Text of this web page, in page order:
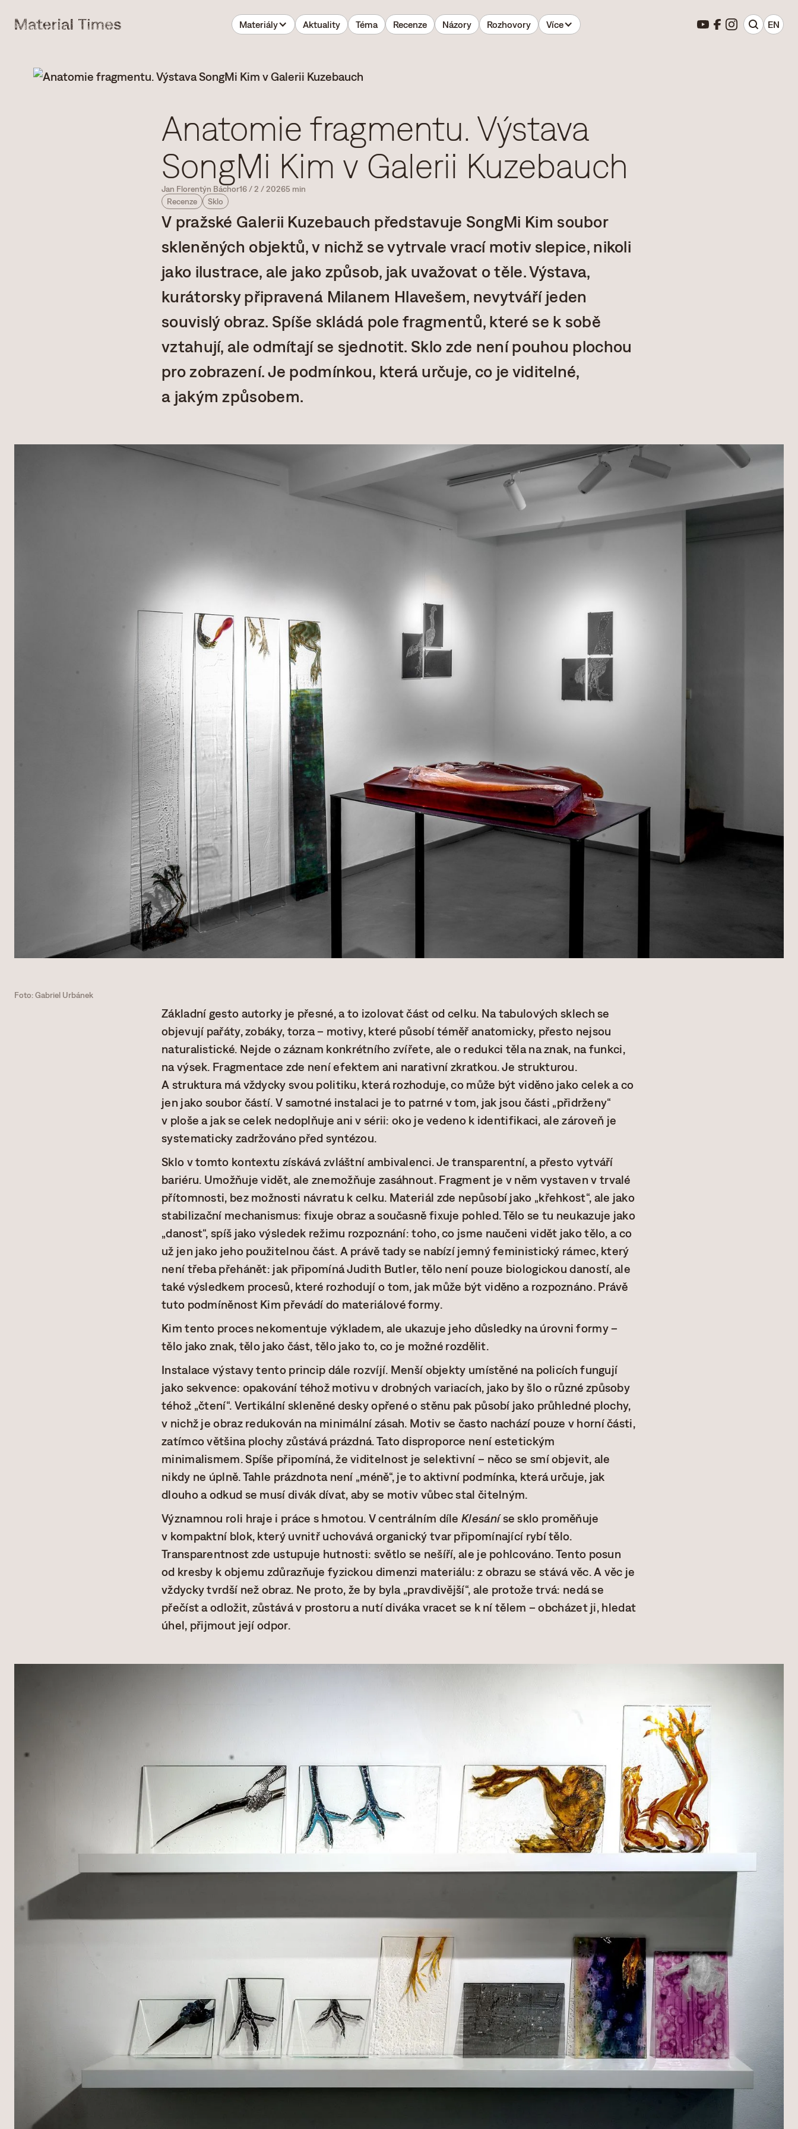
Materiály Aktuality Téma Recenze Názory Rozhovory Více EN
Anatomie fragmentu. Výstava
SongMi Kim v Galerii Kuzebauch
Jan Florentýn Báchor16 /2 /20265 min
Recenze
Sklo
V pražské Galerii Kuzebauch představuje SongMi Kim soubor
skleněných objektů, v nichž se vytrvale vrací motiv slepice, nikoli
jako ilustrace, ale jako způsob, jak uvažovat o těle. Výstava,
kurátorsky připravená Milanem Hlavešem, nevytváří jeden
souvislý obraz. Spíše skládá pole fragmentů, které se k sobě
vztahují, ale odmítají se sjednotit. Sklo zde není pouhou plochou
pro zobrazení. Je podmínkou, která určuje, co je viditelné,
a jakým způsobem.
Foto: Gabriel Urbánek
Základní gesto autorky je přesné, a to izolovat část od celku. Na tabulových sklech se
objevují pařáty, zobáky, torza – motivy, které působí téměř anatomicky, přesto nejsou
naturalistické. Nejde o záznam konkrétního zvířete, ale o redukci těla na znak, na funkci,
na výsek. Fragmentace zde není efektem ani narativní zkratkou. Je strukturou.
A struktura má vždycky svou politiku, která rozhoduje, co může být viděno jako celek a co
jen jako soubor částí. V samotné instalaci je to patrné v tom, jak jsou části „přidrženy“
v ploše a jak se celek nedoplňuje ani v sérii: oko je vedeno k identifikaci, ale zároveň je
systematicky zadržováno před syntézou.
Sklo v tomto kontextu získává zvláštní ambivalenci. Je transparentní, a přesto vytváří
bariéru. Umožňuje vidět, ale znemožňuje zasáhnout. Fragment je v něm vystaven v trvalé
přítomnosti, bez možnosti návratu k celku. Materiál zde nepůsobí jako „křehkost“, ale jako
stabilizační mechanismus: fixuje obraz a současně fixuje pohled. Tělo se tu neukazuje jako
„danost“, spíš jako výsledek režimu rozpoznání: toho, co jsme naučeni vidět jako tělo, a co
už jen jako jeho použitelnou část. A právě tady se nabízí jemný feministický rámec, který
není třeba přehánět: jak připomíná Judith Butler, tělo není pouze biologickou daností, ale
také výsledkem procesů, které rozhodují o tom, jak může být viděno a rozpoznáno. Právě
tuto podmíněnost Kim převádí do materiálové formy.
Kim tento proces nekomentuje výkladem, ale ukazuje jeho důsledky na úrovni formy –
tělo jako znak, tělo jako část, tělo jako to, co je možné rozdělit.
Instalace výstavy tento princip dále rozvíjí. Menší objekty umístěné na policích fungují
jako sekvence: opakování téhož motivu v drobných variacích, jako by šlo o různé způsoby
téhož „čtení“. Vertikální skleněné desky opřené o stěnu pak působí jako průhledné plochy,
v nichž je obraz redukován na minimální zásah. Motiv se často nachází pouze v horní části,
zatímco většina plochy zůstává prázdná. Tato disproporce není estetickým
minimalismem. Spíše připomíná, že viditelnost je selektivní – něco se smí objevit, ale
nikdy ne úplně. Tahle prázdnota není „méně“, je to aktivní podmínka, která určuje, jak
dlouho a odkud se musí divák dívat, aby se motiv vůbec stal čitelným.
Významnou roli hraje i práce s hmotou. V centrálním díleKlesáníse sklo proměňuje
v kompaktní blok, který uvnitř uchovává organický tvar připomínající rybí tělo.
Transparentnost zde ustupuje hutnosti: světlo se nešíří, ale je pohlcováno. Tento posun
od kresby k objemu zdůrazňuje fyzickou dimenzi materiálu: z obrazu se stává věc. A věc je
vždycky tvrdší než obraz. Ne proto, že by byla „pravdivější“, ale protože trvá: nedá se
přečíst a odložit, zůstává v prostoru a nutí diváka vracet se k ní tělem – obcházet ji, hledat
úhel, přijmout její odpor.